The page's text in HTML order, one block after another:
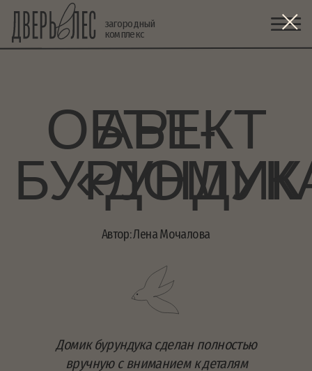
загородный
комплекс
Домик бурундука сделан полностью
вручную с вниманием к деталям
Автор: Лена Мочалова
«ДОМИК БУРУНДУКА»
АРТ-ОБЪЕКТ